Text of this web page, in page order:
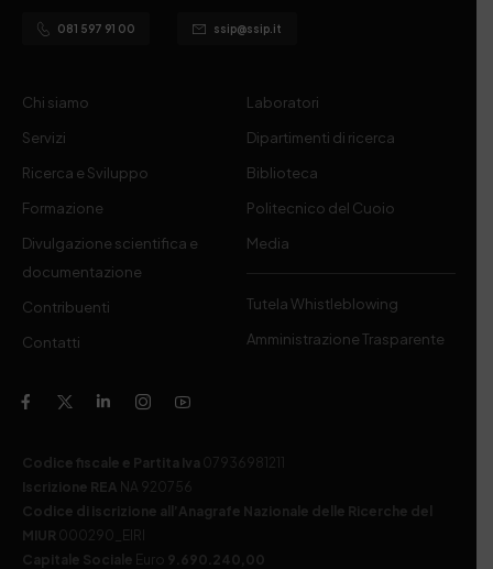
081 597 91 00 ssip@ssip.it
Chi siamo
Servizi
Ricerca e Sviluppo
Formazione
Divulgazione scientifica e
documentazione
Contribuenti
Contatti
Laboratori
Dipartimenti di ricerca
Biblioteca
Politecnico del Cuoio
Media
Tutela Whistleblowing
Amministrazione Trasparente
Codice fiscale e Partita Iva 07936981211
Iscrizione REA NA 920756
Codice di iscrizione all’Anagrafe Nazionale delle Ricerche del
MIUR 000290_EIRI
Capitale Sociale Euro 9.690.240,00